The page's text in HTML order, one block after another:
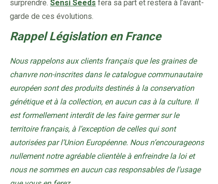
surprendre. Sensi Seeds fera sa part et restera à l’avant-
garde de ces évolutions.
Rappel Législation en France
Nous rappelons aux clients français que les graines de
chanvre non-inscrites dans le catalogue communautaire
européen sont des produits destinés à la conservation
génétique et à la collection, en aucun cas à la culture. Il
est formellement interdit de les faire germer sur le
territoire français, à l’exception de celles qui sont
autorisées par l’Union Européenne. Nous n’encourageons
nullement notre agréable clientèle à enfreindre la loi et
nous ne sommes en aucun cas responsables de l’usage